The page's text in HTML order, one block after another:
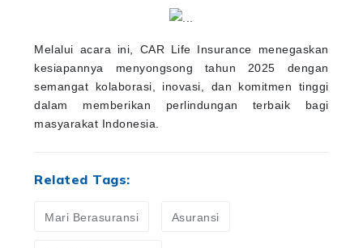
Melalui acara ini, CAR Life Insurance menegaskan
kesiapannya menyongsong tahun 2025 dengan
semangat kolaborasi, inovasi, dan komitmen tinggi
dalam memberikan perlindungan terbaik bagi
masyarakat Indonesia.
Related Tags:
Mari Berasuransi Asuransi